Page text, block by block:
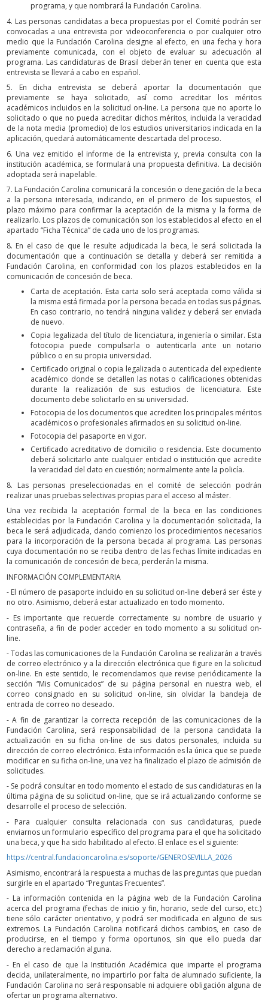
programa, y que nombrará la Fundación Carolina.
4. Las personas candidatas a beca propuestas por el Comité podrán ser
convocadas a una entrevista por videoconferencia o por cualquier otro
medio que la Fundación Carolina designe al efecto, en una fecha y hora
previamente comunicada, con el objeto de evaluar su adecuación al
programa. Las candidaturas de Brasil deberán tener en cuenta que esta
entrevista se llevará a cabo en español.
5. En dicha entrevista se deberá aportar la documentación que
previamente se haya solicitado, así como acreditar los méritos
académicos incluidos en la solicitud on-line. La persona que no aporte lo
solicitado o que no pueda acreditar dichos méritos, incluida la veracidad
de la nota media (promedio) de los estudios universitarios indicada en la
aplicación, quedará automáticamente descartada del proceso.
6. Una vez emitido el informe de la entrevista y, previa consulta con la
institución académica, se formulará una propuesta definitiva. La decisión
adoptada será inapelable.
7. La Fundación Carolina comunicará la concesión o denegación de la beca
a la persona interesada, indicando, en el primero de los supuestos, el
plazo máximo para confirmar la aceptación de la misma y la forma de
realizarlo. Los plazos de comunicación son los establecidos al efecto en el
apartado “Ficha Técnica” de cada uno de los programas.
8. En el caso de que le resulte adjudicada la beca, le será solicitada la
documentación que a continuación se detalla y deberá ser remitida a
Fundación Carolina, en conformidad con los plazos establecidos en la
comunicación de concesión de beca.
Carta de aceptación. Esta carta solo será aceptada como válida si
la misma está firmada por la persona becada en todas sus páginas.
En caso contrario, no tendrá ninguna validez y deberá ser enviada
de nuevo.
Copia legalizada del título de licenciatura, ingeniería o similar. Esta
fotocopia puede compulsarla o autenticarla ante un notario
público o en su propia universidad.
Certificado original o copia legalizada o autenticada del expediente
académico donde se detallen las notas o calificaciones obtenidas
durante la realización de sus estudios de licenciatura. Este
documento debe solicitarlo en su universidad.
Fotocopia de los documentos que acrediten los principales méritos
académicos o profesionales afirmados en su solicitud on-line.
Fotocopia del pasaporte en vigor.
Certificado acreditativo de domicilio o residencia. Este documento
deberá solicitarlo ante cualquier entidad o institución que acredite
la veracidad del dato en cuestión; normalmente ante la policía.
8. Las personas preseleccionadas en el comité de selección podrán
realizar unas pruebas selectivas propias para el acceso al máster.
Una vez recibida la aceptación formal de la beca en las condiciones
establecidas por la Fundación Carolina y la documentación solicitada, la
beca le será adjudicada, dando comienzo los procedimientos necesarios
para la incorporación de la persona becada al programa. Las personas
cuya documentación no se reciba dentro de las fechas límite indicadas en
la comunicación de concesión de beca, perderán la misma.
INFORMACIÓN COMPLEMENTARIA
- El número de pasaporte incluido en su solicitud on-line deberá ser éste y
no otro. Asimismo, deberá estar actualizado en todo momento.
- Es importante que recuerde correctamente su nombre de usuario y
contraseña, a fin de poder acceder en todo momento a su solicitud on-
line.
- Todas las comunicaciones de la Fundación Carolina se realizarán a través
de correo electrónico y a la dirección electrónica que figure en la solicitud
on-line. En este sentido, le recomendamos que revise periódicamente la
sección “Mis Comunicados” de su página personal en nuestra web, el
correo consignado en su solicitud on-line, sin olvidar la bandeja de
entrada de correo no deseado.
- A fin de garantizar la correcta recepción de las comunicaciones de la
Fundación Carolina, será responsabilidad de la persona candidata la
actualización en su ficha on-line de sus datos personales, incluida su
dirección de correo electrónico. Esta información es la única que se puede
modificar en su ficha on-line, una vez ha finalizado el plazo de admisión de
solicitudes.
- Se podrá consultar en todo momento el estado de sus candidaturas en la
última página de su solicitud on-line, que se irá actualizando conforme se
desarrolle el proceso de selección.
- Para cualquier consulta relacionada con sus candidaturas, puede
enviarnos un formulario específico del programa para el que ha solicitado
una beca, y que ha sido habilitado al efecto. El enlace es el siguiente:
https://central.fundacioncarolina.es/soporte/GENEROSEVILLA_2026
Asimismo, encontrará la respuesta a muchas de las preguntas que puedan
surgirle en el apartado “Preguntas Frecuentes”.
- La información contenida en la página web de la Fundación Carolina
acerca del programa (fechas de inicio y fin, horario, sede del curso, etc.)
tiene sólo carácter orientativo, y podrá ser modificada en alguno de sus
extremos. La Fundación Carolina notificará dichos cambios, en caso de
producirse, en el tiempo y forma oportunos, sin que ello pueda dar
derecho a reclamación alguna.
- En el caso de que la Institución Académica que imparte el programa
decida, unilateralmente, no impartirlo por falta de alumnado suficiente, la
Fundación Carolina no será responsable ni adquiere obligación alguna de
ofertar un programa alternativo.